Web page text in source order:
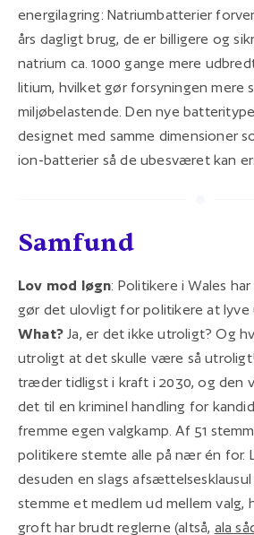
energilagring: Natriumbatterier
års dagligt brug, de er billigere og
natrium ca. 1000 gange mere
litium, hvilket gør forsyningen mere
miljøbelastende. Den nye
designet med samme dimensioner
ion-batterier så de ubesværet kan
Samfund
Lov mod løgn: Politikere i Wales har
gør det ulovligt for politikere at lyve
What?Ja, er det ikke utroligt? Og
utroligt at det skulle være så utroligt!
træder tidligst i kraft i 2030, og den
det til en kriminel handling for
fremme egen valgkamp. Af 51
politikere stemte alle på nær én for.
desuden en slags
stemme et medlem ud mellem valg,
groft har brudt reglerne (altså, ala